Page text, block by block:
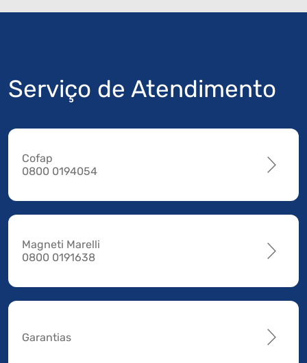
Serviço de Atendimento
Cofap
0800 0194054
Magneti Marelli
0800 0191638
Garantias